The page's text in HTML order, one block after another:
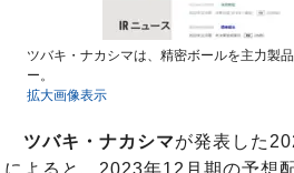
ツバキ・ナカシマは、精密ボールを主力製
ー。
拡大画像表示
ツバキ・ナカシマが発表した